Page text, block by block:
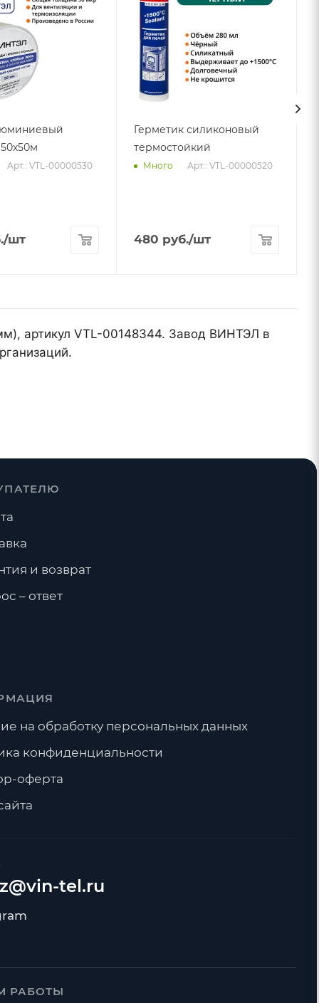
Арт.: VTL-00000530
/шт
Герметик силиконовый
термостойкий
Много Арт.: VTL-00000520
480 руб./шт
артикул VTL-00148344. Завод ВИНТЭЛ в
tel.ru
РАБОТЫ
и возврат
– ответ
на обработку персональных данных
конфиденциальности
оферта